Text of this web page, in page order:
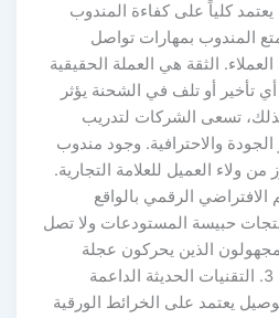
كلياً على كفاءة المندوب
المندوب بمهارات تواصل
الثقة هي العملة الحقيقية
تأخير أو تلف في الشحنة يؤثر
تسعى الشركات لتدريب
والاحترافية. وجود مندوب
ولاء العميل للعلامة التجارية.
الافتراضي الرقمي بالواقع
حبيسة المستودعات ولا تصل
الذين يحركون عجلة
الاقتصاد يومياً بجهد دؤوب. 3. التقنيات الحديثة الداعمة
يعتمد على الخرائط الورقية